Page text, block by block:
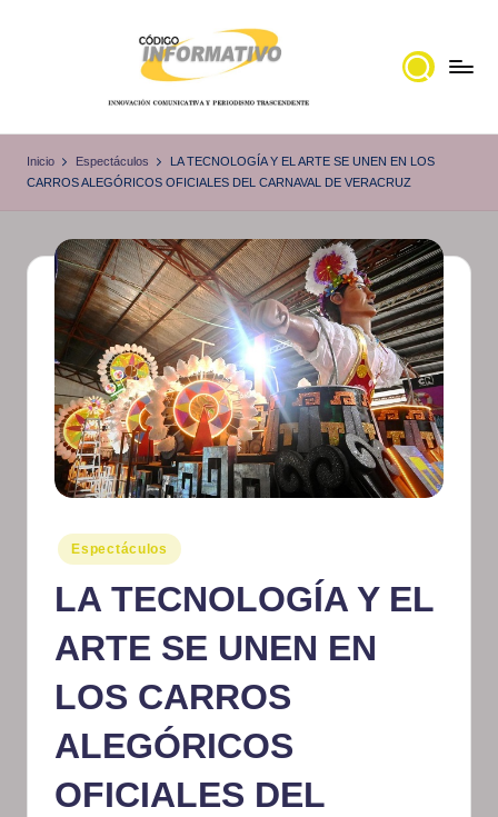
ó
i
g
o
I
n
f
o
r
m
at
iv
o
noticias
Inicio Espectáculos
LA TECNOLOGÍA Y EL ARTE SE UNEN EN LOS
CARROS ALEGÓRICOS OFICIALES DEL CARNAVAL DE VERACRUZ
Publicado
en
Espectáculos
LA TECNOLOGÍA Y EL
ARTE SE UNEN EN
LOS CARROS
ALEGÓRICOS
OFICIALES DEL